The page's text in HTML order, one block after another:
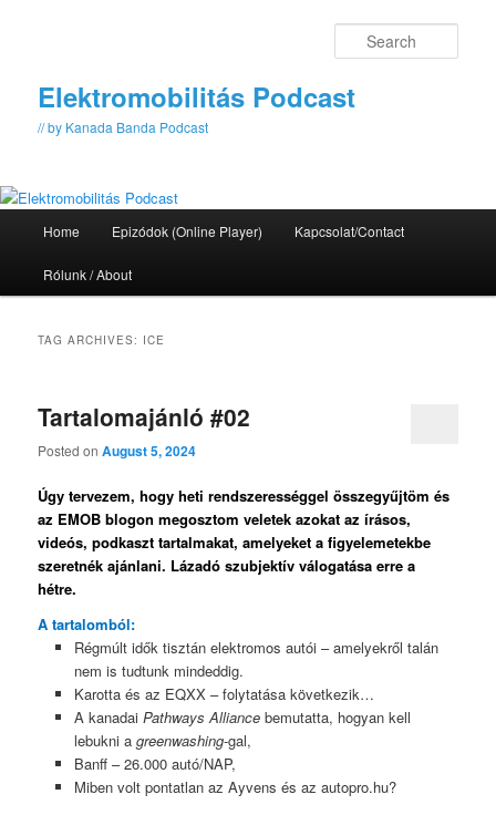
Elektromobilitás Podcast
// by Kanada Banda Podcast
Home Epizódok (Online Player) Kapcsolat/Contact
Rólunk / About
TAG ARCHIVES: ICE
Tartalomajánló #02
Posted onAugust 5, 2024
Úgy tervezem, hogy heti rendszerességgel összegyűjtöm és
az EMOB blogon megosztom veletek azokat az írásos,
videós, podkaszt tartalmakat, amelyeket a figyelemetekbe
szeretnék ajánlani. Lázadó szubjektív válogatása erre a
hétre.
A tartalomból:
Régmúlt idők tisztán elektromos autói – amelyekről talán
nem is tudtunk mindeddig.
Karotta és az EQXX – folytatása következik…
A kanadai Pathways Alliancebemutatta, hogyan kell
lebukni a greenwashing-gal,
Banff – 26.000 autó/NAP,
Miben volt pontatlan az Ayvens és az autopro.hu?